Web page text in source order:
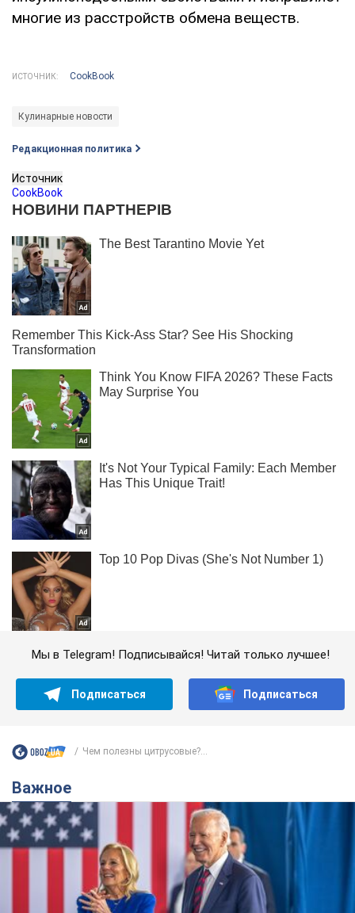
многие из расстройств обмена веществ.
ИСТОЧНИК: CookBook
Кулинарные новости
Редакционная политика
Источник
CookBook
Мы в Telegram! Подписывайся! Читай только лучшее!
Подписаться Подписаться
Чем полезны цитрусовые?...
Важное